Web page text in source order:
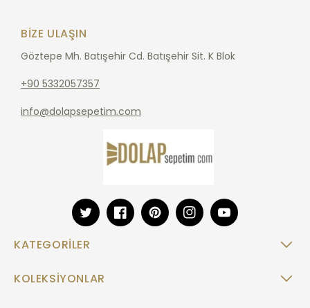
TwitterFacebookPinterestInstagramYouTube
KATEGORILER
KOLEKSIYONLAR
BIZE ULAŞIN
Göztepe Mh. Batışehir Cd. Batışehir Sit. K Blok
+90 5332057357
info@dolapsepetim.com